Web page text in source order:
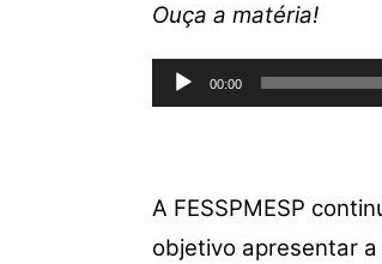
Ouça a matéria!
Tocador
de
00:00
A FESSPMESP
objetivo apresentar a